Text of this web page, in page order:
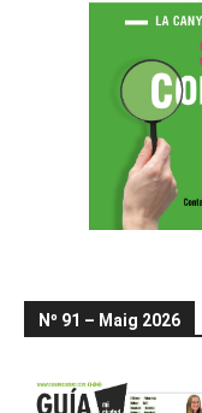
Nº 91 – Maig 2026